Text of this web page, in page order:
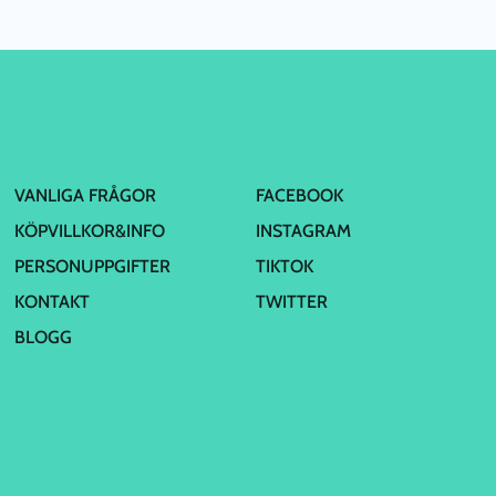
VANLIGA FRÅGOR
KÖPVILLKOR&INFO
PERSONUPPGIFTER
KONTAKT
BLOGG
FACEBOOK
INSTAGRAM
TIKTOK
TWITTER